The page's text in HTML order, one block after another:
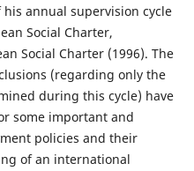
annual supervision cycle
Social Charter,
Social Charter (1996). The
(regarding only the
during this cycle) have
some important and
policies and their
of an international